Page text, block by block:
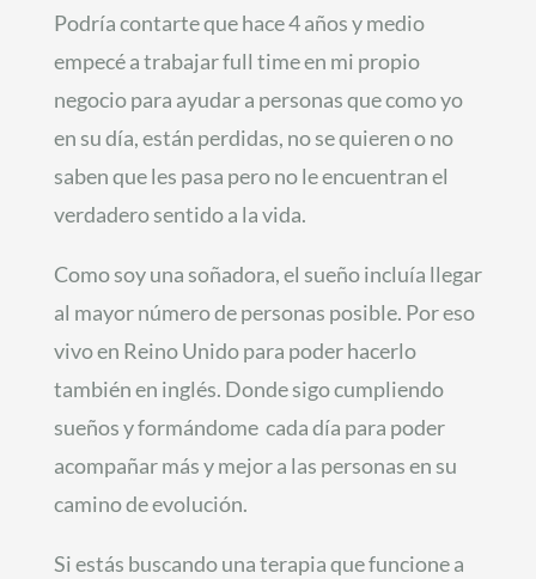
Podría contarte que hace 4 años y medio
empecé a trabajar full time en mi propio
negocio para ayudar a personas que como yo
en su día, están perdidas, no se quieren o no
saben que les pasa pero no le encuentran el
verdadero sentido a la vida.
Como soy una soñadora, el sueño incluía llegar
al mayor número de personas posible. Por eso
vivo en Reino Unido para poder hacerlo
también en inglés. Donde sigo cumpliendo
sueños y formándome cada día para poder
acompañar más y mejor a las personas en su
camino de evolución.
Si estás buscando una terapia que funcione a